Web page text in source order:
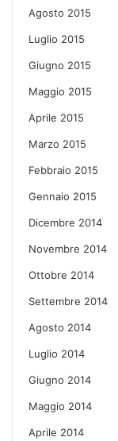
Agosto 2015
Luglio 2015
Giugno 2015
Maggio 2015
Aprile 2015
Marzo 2015
Febbraio 2015
Gennaio 2015
Dicembre 2014
Novembre 2014
Ottobre 2014
Settembre 2014
Agosto 2014
Luglio 2014
Giugno 2014
Maggio 2014
Aprile 2014